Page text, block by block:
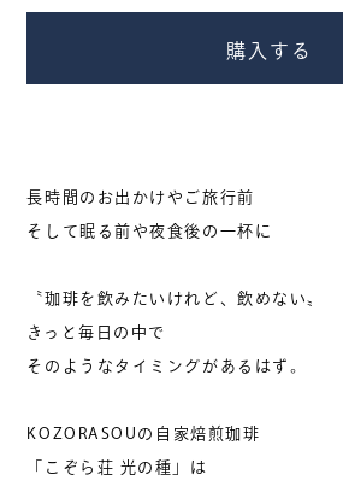
0799-70-
受付：10:00 –
営業カレンダー
お問い合わせは営業中のお電話のみ
購入する
長時間のお出かけやご旅行前
そして眠る前や夜食後の一杯に
〝珈琲を飲みたいけれど、飲めない〟
きっと毎日の中で
そのようなタイミングがあるはず。
KOZORASOUの自家焙煎珈琲
「こぞら荘 光の種」は